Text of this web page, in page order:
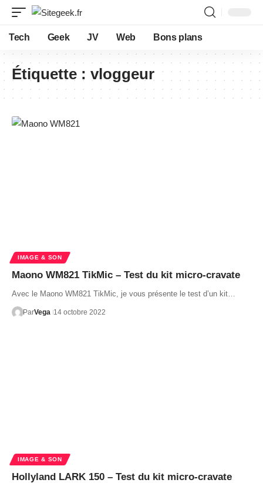
Tech Geek JV Web Bons plans
Étiquette : vloggeur
IMAGE & SON
Maono WM821 TikMic – Test du kit micro-cravate
Avec le Maono WM821 TikMic, je vous présente le test d’un kit…
ParVega 14 octobre 2022
IMAGE & SON
Hollyland LARK 150 – Test du kit micro-cravate